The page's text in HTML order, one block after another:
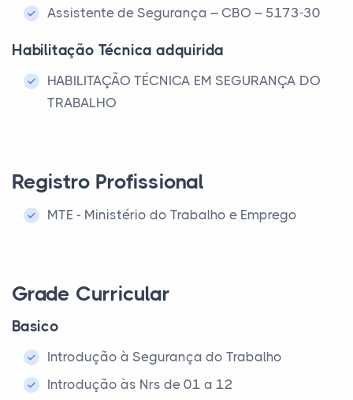
Assistente de Segurança – CBO – 5173-30
Habilitação Técnica adquirida
HABILITAÇÃO TÉCNICA EM SEGURANÇA DO
TRABALHO
Registro Profissional
MTE - Ministério do Trabalho e Emprego
Grade Curricular
Basico
Introdução à Segurança do Trabalho
Introdução às Nrs de 01 a 12